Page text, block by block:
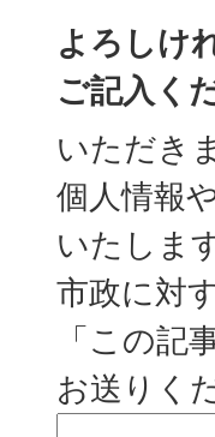
よろしけ
ご記入く
いただき
個人情報
いたしま
市政に対
「この記
お送りく